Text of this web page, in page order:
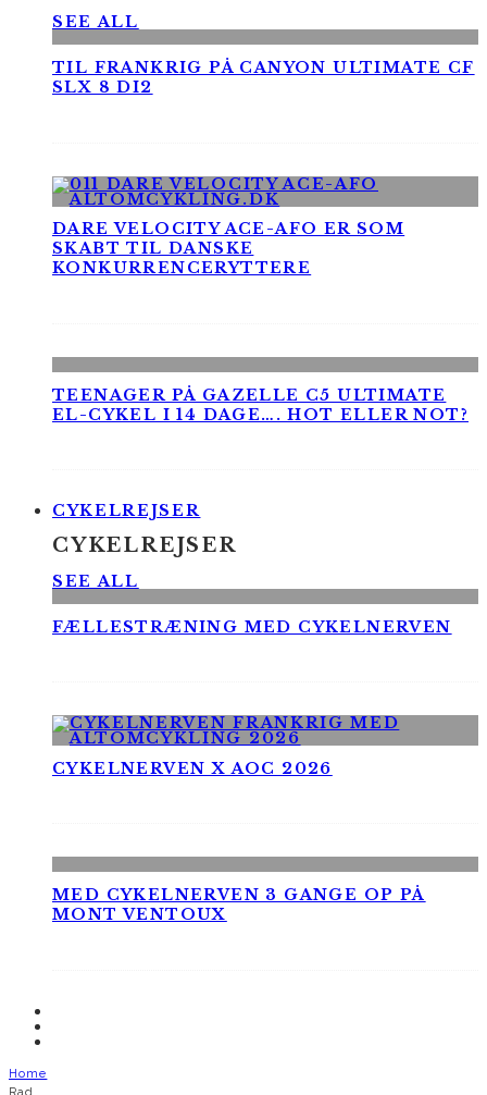
SEE ALL
TIL FRANKRIG PÅ CANYON ULTIMATE CF
SLX 8 DI2
DARE VELOCITY ACE-AFO ER SOM
SKABT TIL DANSKE
KONKURRENCERYTTERE
TEENAGER PÅ GAZELLE C5 ULTIMATE
EL-CYKEL I 14 DAGE…. HOT ELLER NOT?
CYKELREJSER
CYKELREJSER
SEE ALL
FÆLLESTRÆNING MED CYKELNERVEN
CYKELNERVEN X AOC 2026
MED CYKELNERVEN 3 GANGE OP PÅ
MONT VENTOUX
Home
Rad